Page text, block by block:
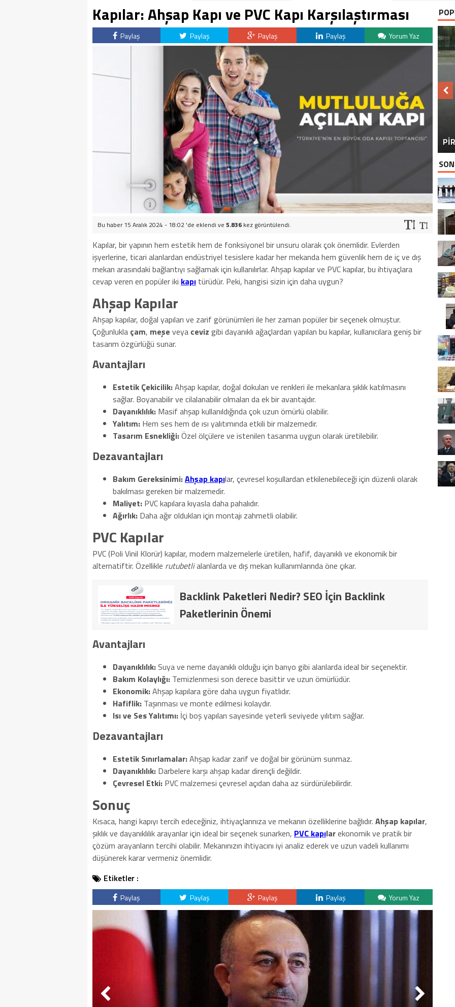
Kapılar: Ahşap Kapı ve PVC Kapı Karşılaştırması
Paylaş Paylaş Paylaş Paylaş Yorum Yaz
Bu haber 15 Aralık 2024 - 18:02 'de eklendi ve 5.836 kez görüntülendi.
Kapılar, bir yapının hem estetik hem de fonksiyonel bir unsuru olarak çok önemlidir. Evlerden
işyerlerine, ticari alanlardan endüstriyel tesislere kadar her mekanda hem güvenlik hem de iç ve dış
mekan arasındaki bağlantıyı sağlamak için kullanılırlar. Ahşap kapılar ve PVC kapılar, bu ihtiyaçlara
cevap veren en popüler iki kapı türüdür. Peki, hangisi sizin için daha uygun?
Ahşap Kapılar
Ahşap kapılar, doğal yapıları ve zarif görünümleri ile her zaman popüler bir seçenek olmuştur.
Çoğunlukla çam, meşe veya ceviz gibi dayanıklı ağaçlardan yapılan bu kapılar, kullanıcılara geniş bir
tasarım özgürlüğü sunar.
Avantajları
Estetik Çekicilik:Ahşap kapılar, doğal dokuları ve renkleri ile mekanlara şıklık katılmasını
sağlar. Boyanabilir ve cilalanabilir olmaları da ek bir avantajdır.
Dayanıklılık: Masif ahşap kullanıldığında çok uzun ömürlü olabilir.
Yalıtım: Hem ses hem de ısı yalıtımında etkili bir malzemedir.
Tasarım Esnekliği:Özel ölçülere ve istenilen tasarıma uygun olarak üretilebilir.
Dezavantajları
Bakım Gereksinimi:Ahşap kapılar, çevresel koşullardan etkilenebileceği için düzenli olarak
bakılması gereken bir malzemedir.
Maliyet: PVC kapılara kıyasla daha pahalıdır.
Ağırlık: Daha ağır oldukları için montajı zahmetli olabilir.
PVC Kapılar
PVC (Poli Vinil Klorür) kapılar, modern malzemelerle üretilen, hafif, dayanıklı ve ekonomik bir
alternatiftir. Özellikle rutubetlialanlarda ve dış mekan kullanımlarında öne çıkar.
Backlink Paketleri Nedir? SEO İçin Backlink
Paketlerinin Önemi
Avantajları
Dayanıklılık: Suya ve neme dayanıklı olduğu için banyo gibi alanlarda ideal bir seçenektir.
Bakım Kolaylığı: Temizlenmesi son derece basittir ve uzun ömürlüdür.
Ekonomik:Ahşap kapılara göre daha uygun fiyatlıdır.
Hafiflik: Taşınması ve monte edilmesi kolaydır.
Isı ve Ses Yalıtımı: İçi boş yapıları sayesinde yeterli seviyede yılıtım sağlar.
Dezavantajları
Estetik Sınırlamalar:Ahşap kadar zarif ve doğal bir görünüm sunmaz.
Dayanıklılık: Darbelere karşı ahşap kadar dirençli değildir.
Çevresel Etki: PVC malzemesi çevresel açıdan daha az sürdürülebilirdir.
Sonuç
Kısaca, hangi kapıyı tercih edeceğiniz, ihtiyaçlarınıza ve mekanın özelliklerine bağlıdır. Ahşap kapılar,
şıklık ve dayanıklılık arayanlar için ideal bir seçenek sunarken, PVC kapılarekonomik ve pratik bir
çözüm arayanların tercihi olabilir. Mekanınızın ihtiyacını iyi analiz ederek ve uzun vadeli kullanımı
düşünerek karar vermeniz önemlidir.
Etiketler :
Paylaş Paylaş Paylaş Paylaş Yorum Yaz